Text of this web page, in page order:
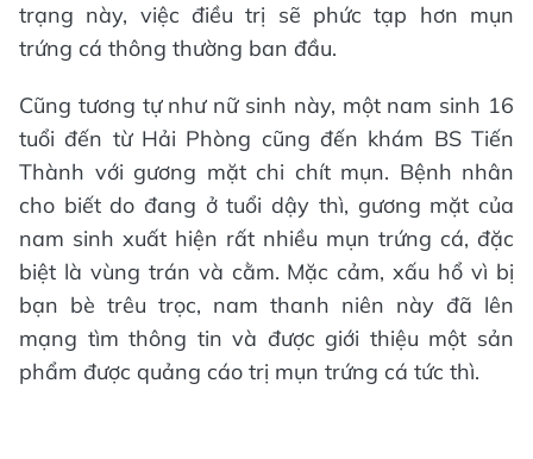
trạng này, việc điều trị sẽ phức tạp hơn mụn
trứng cá thông thường ban đầu.
Cũng tương tự như nữ sinh này, một nam sinh 16
tuổi đến từ Hải Phòng cũng đến khám BS Tiến
Thành với gương mặt chi chít mụn. Bệnh nhân
cho biết do đang ở tuổi dậy thì, gương mặt của
nam sinh xuất hiện rất nhiều mụn trứng cá, đặc
biệt là vùng trán và cằm. Mặc cảm, xấu hổ vì bị
bạn bè trêu trọc, nam thanh niên này đã lên
mạng tìm thông tin và được giới thiệu một sản
phẩm được quảng cáo trị mụn trứng cá tức thì.